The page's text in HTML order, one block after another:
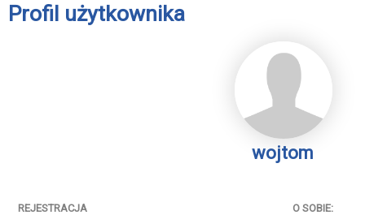
Profil użytkownika
wojtom
REJESTRACJA O SOBIE: